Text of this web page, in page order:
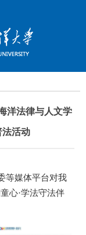
洋法律与人文学
法活动
等媒体平台对我
心·学法守法伴